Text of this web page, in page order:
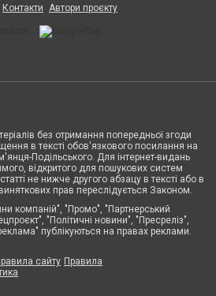
Контакти Автори проєкту
без отримання попередньої згоди
в тексті обов'язкового посилання на
Подільського. Для інтернет-видань
відкритого для пошукових систем
не нижче другого абзацу в тексті або в
прав переслідується Законом.
компаній", "Промо", "Партнерський
"Політичні новини", "Пресреліз",
публікуються на правах реклами.
сайту Правила